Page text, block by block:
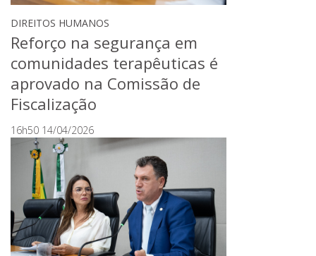
DIREITOS HUMANOS
Reforço na segurança em
comunidades terapêuticas é
aprovado na Comissão de
Fiscalização
16h50 14/04/2026